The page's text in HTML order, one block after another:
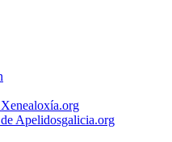
Apelidosgalicia.org